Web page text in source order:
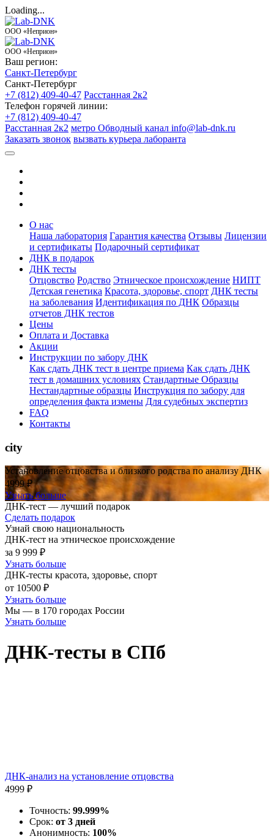
Loading...
ООО «Неприон»
ООО «Неприон»
Ваш регион:
Санкт-Петербург
Санкт-Петербург
+7 (812) 409-40-47 Расстанная 2к2
Телефон горячей линии:
+7 (812) 409-40-47
Расстанная 2к2 метро Обводный канал info@lab-dnk.ru
Заказать звонок вызвать курьера лаборанта
О нас
Наша лаборатория Гарантия качества Отзывы Лицензии
и сертификаты Подарочный сертификат
ДНК в подарок
ДНК тесты
Отцовство Родство Этническое происхождение НИПТ
Детская генетика Красота, здоровье, спорт ДНК тесты
на заболевания Идентификация по ДНК Образцы
отчетов ДНК тестов
Цены
Оплата и Доставка
Акции
Инструкции по забору ДНК
Как сдать ДНК тест в центре приема Как сдать ДНК
тест в домашних условиях Стандартные Образцы
Нестандартные образцы Инструкция по забору для
определения факта измены Для судебных экспертиз
FAQ
Контакты
city
Установление отцовства и близкого родства по анализу ДНК
4999 ₽
Узнать больше
ДНК-тест — лучший подарок
Сделать подарок
Узнай свою национальность
ДНК-тест на этническое происхождение
за 9 999 ₽
Узнать больше
ДНК-тесты красота, здоровье, спорт
от 10500 ₽
Узнать больше
Мы — в 170 городах России
Узнать больше
ДНК-тесты в СПб
ДНК-анализ на установление отцовства
4999 ₽
Точность: 99.999%
Срок: от 3 дней
Анонимность: 100%